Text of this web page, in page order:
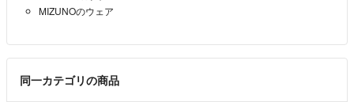
MIZUNOのウェア
同一カテゴリの商品